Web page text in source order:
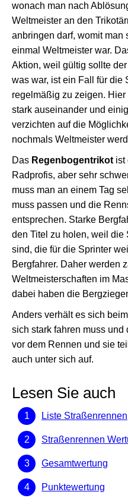
wonach man nach
Weltmeister an den
anbringen darf, womit man
einmal Weltmeister war.
Aktion, weil gültig sollte
was war, ist ein Fall für die
regelmäßig zu zeigen.
stark auseinander und
verzichten auf die
nochmals Weltmeister
Das Regenbogentrikot ist
Radprofis, aber sehr
muss man an einem Tag
muss passen und die
entsprechen. Starke
den Titel zu holen, weil die
sind, die für die Sprinter
Bergfahrer. Daher werden
Weltmeisterschaften im
dabei haben die
Anders verhält es sich
sich stark fahren muss
vor dem Rennen und sie
auch unter sich auf.
Lesen Sie auch
Liste Straßenrennen
Straßenrennen
Gesamtwertung
Punktewertung